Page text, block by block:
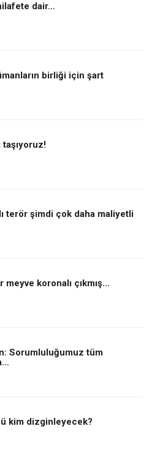
dair…
birliği için şart
terör şimdi çok daha maliyetli
meyve koronalı çıkmış…
Sorumluluğumuz tüm
kim dizginleyecek?